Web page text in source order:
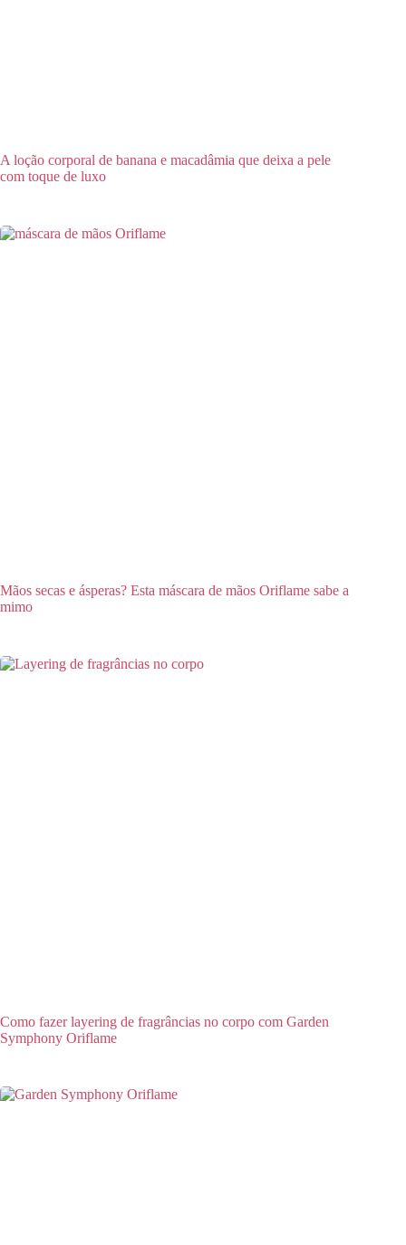
A loção corporal de banana e macadâmia que deixa a pele
com toque de luxo
Mãos secas e ásperas? Esta máscara de mãos Oriflame sabe a
mimo
Como fazer layering de fragrâncias no corpo com Garden
Symphony Oriflame